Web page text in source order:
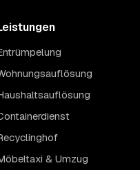
& Umzug